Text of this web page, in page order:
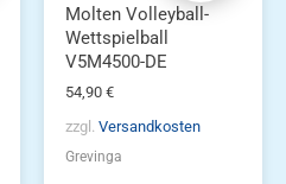
Molten Volleyball-
Wettspielball
V5M4500-DE
54,90 €
zzgl. Versandkosten
Grevinga